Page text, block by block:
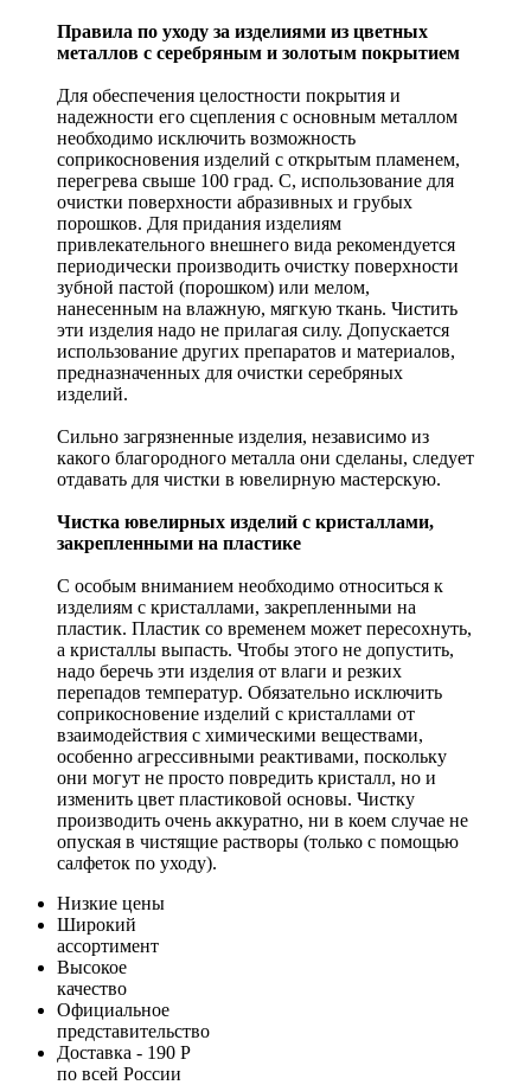
Правила по уходу за изделиями из цветных
металлов с серебряным и золотым покрытием
Для обеспечения целостности покрытия и
надежности его сцепления с основным металлом
необходимо исключить возможность
соприкосновения изделий с открытым пламенем,
перегрева свыше 100 град. С, использование для
очистки поверхности абразивных и грубых
порошков. Для придания изделиям
привлекательного внешнего вида рекомендуется
периодически производить очистку поверхности
зубной пастой (порошком) или мелом,
нанесенным на влажную, мягкую ткань. Чистить
эти изделия надо не прилагая силу. Допускается
использование других препаратов и материалов,
предназначенных для очистки серебряных
изделий.
Сильно загрязненные изделия, независимо из
какого благородного металла они сделаны, следует
отдавать для чистки в ювелирную мастерскую.
Чистка ювелирных изделий с кристаллами,
закрепленными на пластике
С особым вниманием необходимо относиться к
изделиям с кристаллами, закрепленными на
пластик. Пластик со временем может пересохнуть,
а кристаллы выпасть. Чтобы этого не допустить,
надо беречь эти изделия от влаги и резких
перепадов температур. Обязательно исключить
соприкосновение изделий с кристаллами от
взаимодействия с химическими веществами,
особенно агрессивными реактивами, поскольку
они могут не просто повредить кристалл, но и
изменить цвет пластиковой основы. Чистку
производить очень аккуратно, ни в коем случае не
опуская в чистящие растворы (только с помощью
салфеток по уходу).
Низкие цены
Широкий
ассортимент
Высокое
качество
Официальное
представительство
Доставка - 190 Р
по всей России